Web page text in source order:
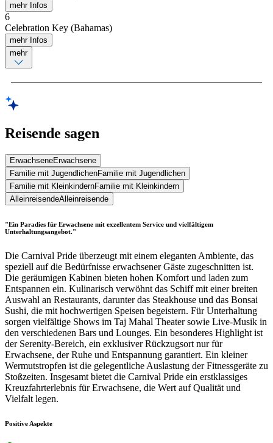
mehr Infos
6
Celebration Key (Bahamas)
mehr Infos
mehr
Reisende sagen
ErwachseneErwachsene
Familie mit JugendlichenFamilie mit Jugendlichen
Familie mit KleinkindernFamilie mit Kleinkindern
AlleinreisendeAlleinreisende
"Ein Paradies für Erwachsene mit exzellentem Service und vielfältigem
Unterhaltungsangebot."
Die Carnival Pride überzeugt mit einem eleganten Ambiente, das
speziell auf die Bedürfnisse erwachsener Gäste zugeschnitten ist.
Die geräumigen Kabinen bieten hohen Komfort und laden zum
Entspannen ein. Kulinarisch verwöhnt das Schiff mit einer breiten
Auswahl an Restaurants, darunter das Steakhouse und das Bonsai
Sushi, die mit hochwertigen Speisen begeistern. Für Unterhaltung
sorgen vielfältige Shows im Taj Mahal Theater sowie Live-Musik in
den verschiedenen Bars und Lounges. Ein besonderes Highlight ist
der Serenity-Bereich, ein exklusiver Rückzugsort nur für
Erwachsene, der Ruhe und Entspannung garantiert. Ein kleiner
Wermutstropfen ist die gelegentliche Auslastung der Fitnessgeräte zu
Stoßzeiten. Insgesamt bietet die Carnival Pride ein erstklassiges
Kreuzfahrterlebnis für Erwachsene, die Wert auf Qualität und
Vielfalt legen.
Positive Aspekte